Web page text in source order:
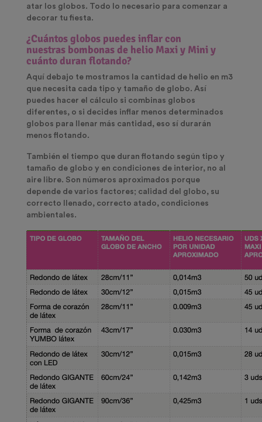
atar los globos. Todo lo necesario para comenzar a
decorar tu fiesta.
¿Cuántos globos puedes inflar con
nuestras bombonas de helio Maxi y Mini y
cuánto duran flotando?
Aquí debajo te mostramos la cantidad de helio en m3
que necesita cada tipo y tamaño de globo. Así
puedes hacer el cálculo si combinas globos
diferentes, o si decides inflar menos determinados
globos para llenar más cantidad, eso sí durarán
menos flotando.
También el tiempo que duran flotando según tipo y
tamaño de globo y en condiciones de interior, no al
aire libre. Son números aproximados porque
depende de varios factores; calidad del globo, su
correcto llenado, correcto atado, condiciones
ambientales.